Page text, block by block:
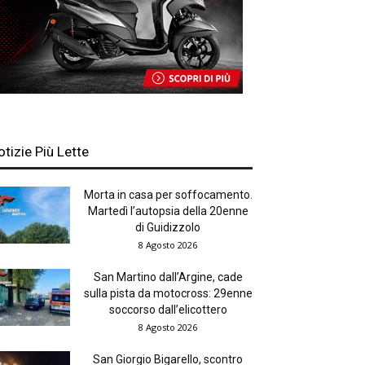
Più Lette
Morta in casa per soffocamento.
Martedì l’autopsia della 20enne
di Guidizzolo
8 Agosto 2026
San Martino dall’Argine, cade
sulla pista da motocross: 29enne
soccorso dall’elicottero
8 Agosto 2026
San Giorgio Bigarello, scontro